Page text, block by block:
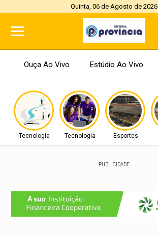
Quinta, 06 de Agosto de 2026
Ouça Ao Vivo Estúdio Ao Vivo
Tecnologia Tecnologia Esportes
PUBLICIDADE